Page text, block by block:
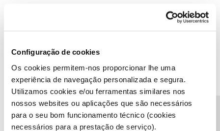
Configuração de cookies
Os cookies permitem-nos proporcionar lhe uma
experiência de navegação personalizada e segura.
Utilizamos cookies e/ou ferramentas similares nos
nossos websites ou aplicações que são necessários
para o seu bom funcionamento técnico (cookies
necessários para a prestação de serviço).
Boa tarde,
Agradecemos a sua mensagem ​@Maria José Meneses
@Guimas
em esclarecer.
Partilhe connosco o seu testemunho.
Obrigado